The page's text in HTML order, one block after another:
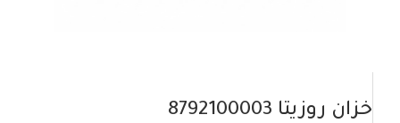
خزان روزيتا 8792100003